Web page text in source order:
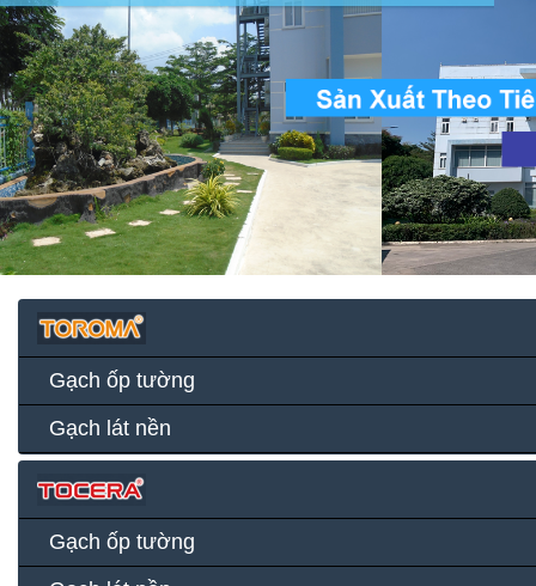
Gạch ốp tường
Gạch lát nền
Gạch ốp tường